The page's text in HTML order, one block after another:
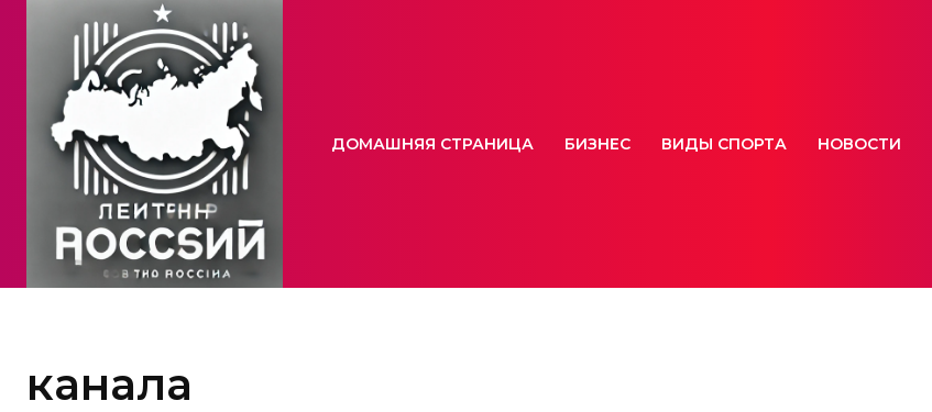
ДОМАШНЯЯ СТРАНИЦА БИЗНЕС ВИДЫ СПОРТА НОВОСТИ
канала